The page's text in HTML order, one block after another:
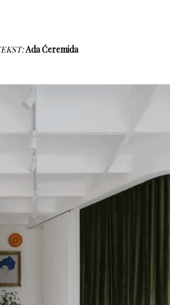
Ada Ćeremida